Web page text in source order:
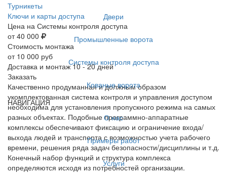
Двери
Промышленные ворота
Системы контроля доступа
Кованые ворота
НАВИГАЦИЯ
О нас
Примеры работ
Услуги
Турникеты
Ключи и карты доступа
Цена на Системы контроля доступа
от 40 000
Стоимость монтажа
от 10 000 руб
Доставка и монтаж 10 - 20 дней
Заказать
Качественно продуманная и должным образом
укомплектованная система контроля и управления доступом
необходима для установления пропускного режима на самых
разных объектах. Подобные программно-аппаратные
комплексы обеспечивают фиксацию и ограничение входа/
выхода людей и транспорта с возможностью учета рабочего
времени, решения ряда задач безопасности/дисциплины и т.д.
Конечный набор функций и структура комплекса
определяются исходя из потребностей организации.